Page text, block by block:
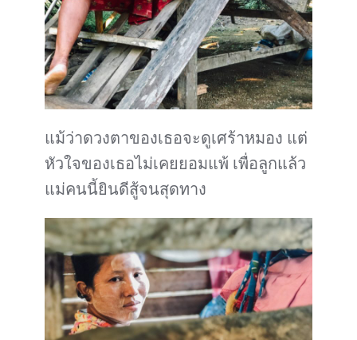
แม้ว่าดวงตาของเธอจะดูเศร้าหมอง แต่
หัวใจของเธอไม่เคยยอมแพ้ เพื่อลูกแล้ว
แม่คนนี้ยินดีสู้จนสุดทาง